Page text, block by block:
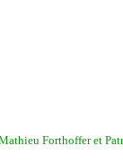
Forthoffer et